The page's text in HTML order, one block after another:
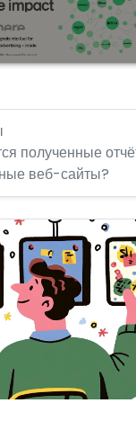
полученные
веб-сайты?